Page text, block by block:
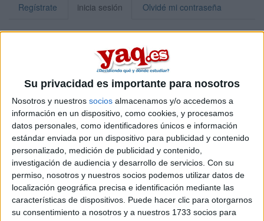
Su privacidad es importante para nosotros
Nosotros y nuestros socios almacenamos y/o accedemos a
información en un dispositivo, como cookies, y procesamos
datos personales, como identificadores únicos e información
estándar enviada por un dispositivo para publicidad y contenido
personalizado, medición de publicidad y contenido,
investigación de audiencia y desarrollo de servicios. Con su
permiso, nosotros y nuestros socios podemos utilizar datos de
localización geográfica precisa e identificación mediante las
características de dispositivos. Puede hacer clic para otorgarnos
su consentimiento a nosotros y a nuestros 1733 socios para
Regístrate inicia sesión Olvidé mi contraseña
Puedes iniciar sesión introduciendo tu nombre de usuario o tu
dirección de correo electrónico.
Contraseña:*
Introduce la contraseña que acompaña a tu nombre de usuario